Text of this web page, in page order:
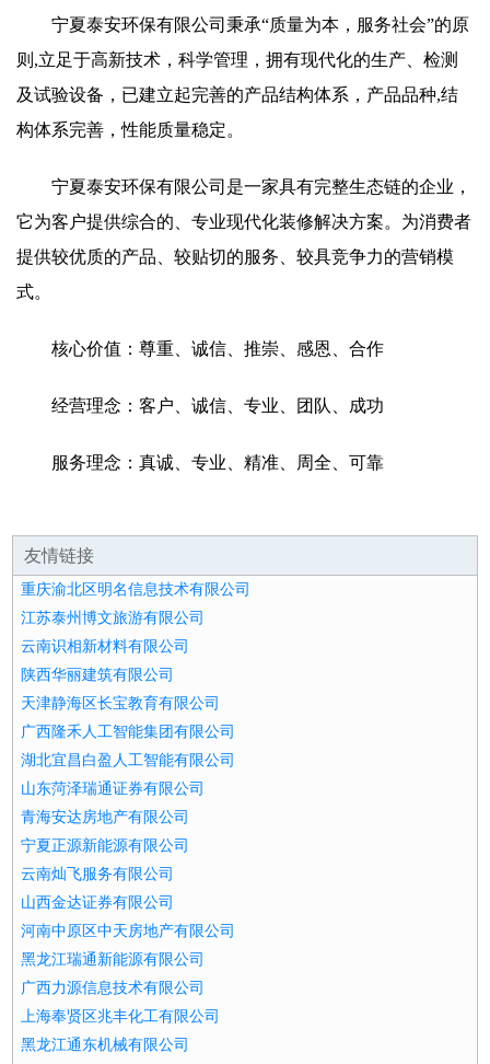
宁夏泰安环保有限公司秉承“质量为本，服务社会”的原
则,立足于高新技术，科学管理，拥有现代化的生产、检测
及试验设备，已建立起完善的产品结构体系，产品品种,结
构体系完善，性能质量稳定。
宁夏泰安环保有限公司是一家具有完整生态链的企业，
它为客户提供综合的、专业现代化装修解决方案。为消费者
提供较优质的产品、较贴切的服务、较具竞争力的营销模
式。
核心价值：尊重、诚信、推崇、感恩、合作
经营理念：客户、诚信、专业、团队、成功
服务理念：真诚、专业、精准、周全、可靠
友情链接
重庆渝北区明名信息技术有限公司
江苏泰州博文旅游有限公司
云南识相新材料有限公司
陕西华丽建筑有限公司
天津静海区长宝教育有限公司
广西隆禾人工智能集团有限公司
湖北宜昌白盈人工智能有限公司
山东菏泽瑞通证券有限公司
青海安达房地产有限公司
宁夏正源新能源有限公司
云南灿飞服务有限公司
山西金达证券有限公司
河南中原区中天房地产有限公司
黑龙江瑞通新能源有限公司
广西力源信息技术有限公司
上海奉贤区兆丰化工有限公司
黑龙江通东机械有限公司